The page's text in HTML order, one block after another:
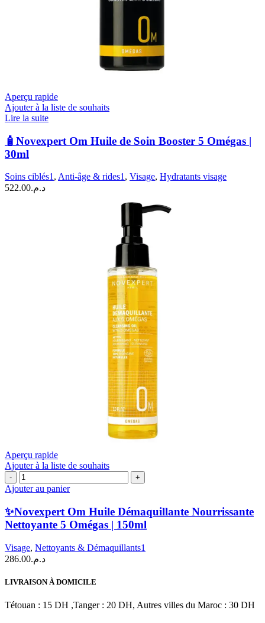
Aperçu rapide
Ajouter à la liste de souhaits
Lire la suite
🧴Novexpert Om Huile de Soin Booster 5 Omégas |
30ml
Soins ciblés1 , Anti-âge & rides1 , Visage, Hydratants visage
د.م.522.00
Aperçu rapide
Ajouter à la liste de souhaits
quantité
de
✨Novexpert
Om
Huile
Démaquillante
Nettoyante
5
|
Ajouter au panier
✨Novexpert Om Huile Démaquillante Nourrissante
Nettoyante 5 Omégas | 150ml
Visage, Nettoyants & Démaquillants1
د.م.286.00
LIVRAISON À DOMICILE
Tétouan : 15 DH ,Tanger : 20 DH, Autres villes du Maroc : 30 DH